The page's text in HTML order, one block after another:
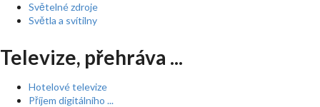
Světelné zdroje
Světla a svítilny
Televize, přehráva ...
Hotelové televize
Příjem digitálního ...